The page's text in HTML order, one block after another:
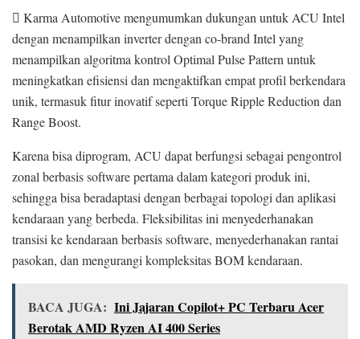
 Karma Automotive mengumumkan dukungan untuk ACU Intel
dengan menampilkan inverter dengan co-brand Intel yang
menampilkan algoritma kontrol Optimal Pulse Pattern untuk
meningkatkan efisiensi dan mengaktifkan empat profil berkendara
unik, termasuk fitur inovatif seperti Torque Ripple Reduction dan
Range Boost.
Karena bisa diprogram, ACU dapat berfungsi sebagai pengontrol
zonal berbasis software pertama dalam kategori produk ini,
sehingga bisa beradaptasi dengan berbagai topologi dan aplikasi
kendaraan yang berbeda. Fleksibilitas ini menyederhanakan
transisi ke kendaraan berbasis software, menyederhanakan rantai
pasokan, dan mengurangi kompleksitas BOM kendaraan.
BACA JUGA: Ini Jajaran Copilot+ PC Terbaru Acer
Berotak AMD Ryzen AI 400 Series